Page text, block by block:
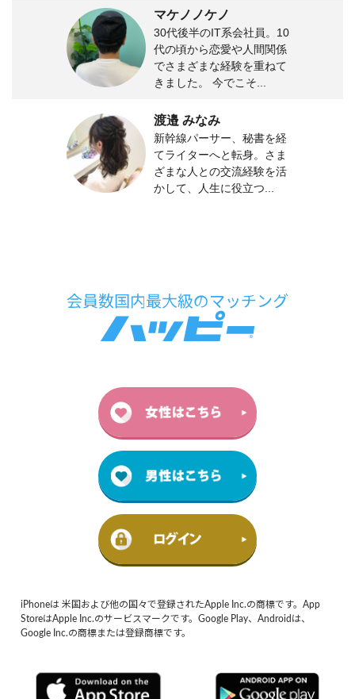
マケノノケノ
30代後半のIT系会社員。10
代の頃から恋愛や人間関係
でさまざまな経験を重ねて
きました。 今でこそ...
渡邉 みなみ
新幹線パーサー、秘書を経
てライターへと転身。さま
ざまな人との交流経験を活
かして、人生に役立つ...
iPhoneは 米国および他の国々で登録されたApple Inc.の商標です。App
StoreはApple Inc.のサービスマークです。Google Play、Androidは、
Google Inc.の商標または登録商標です。